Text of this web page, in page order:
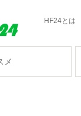
HF24とは
メ